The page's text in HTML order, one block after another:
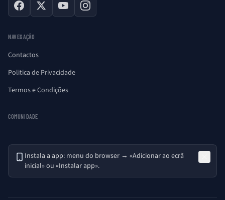
Facebook
X YouTubeInstagram
NAVEGAÇÃO
Contactos
Politica de Privacidade
Termos e Condições
COMUNIDADE
Instala a app: menu do browser → «Adicionar ao ecrã
inicial» ou «Instalar app».